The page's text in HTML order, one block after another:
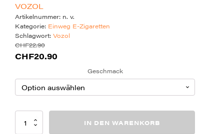
VOZOL
Artikelnummer: n. v.
Kategorie: Einweg E-Zigaretten
Schlagwort: Vozol
CHF22.90
Ursprünglicher
war:
CHF22.90
CHF20.90
ist:
CHF20.90.
Geschmack
Vozol
Gear
IN DEN WARENKORB